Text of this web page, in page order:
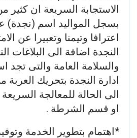
الاستجابة السريعة ان كثير
بسجل المواليد اسم (نجدة)
اعترافا وتيمنا وتعبيرا عن
النجدة اضافة الى البلاغات
والسلامة العامة والتى تجد
ادارة النجدة بتحريك العربة
الى الحالة للمعالجة
او قسم الشرطة .
*اهتمام بتطوير الخدمة